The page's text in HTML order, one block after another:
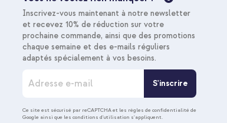
Inscrivez-vous maintenant à notre newsletter
et recevez 10% de réduction sur votre
prochaine commande, ainsi que des promotions
chaque semaine et des e-mails réguliers
adaptés spécialement à vos besoins.
c
r
S'inscrire
Ce site est sécurisé par reCAPTCHA et les règles de confidentialité de
Google ainsi que les conditions d'utilisation s'appliquent.